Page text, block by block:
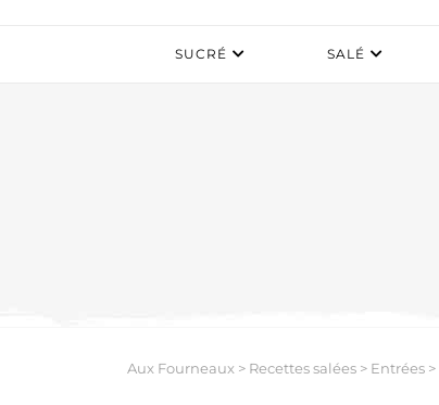
SUCRÉ SALÉ
Aux Fourneaux > Recettes salées > Entrées >